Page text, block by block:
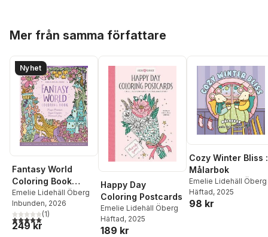
Mer från samma författare
Nyhet
Fantasy World
Coloring Book
MAGIC MEADOWS -
ROYAL KINGDOM -
MERMAIDS’ BAY
Emelie Lidehäll Öberg
Inbunden, 2026
5,0utav 5 stjärnor. Totalt antal röster:
(1)
249 kr
Happy Day
Coloring Postcards
Emelie Lidehäll Öberg
Häftad, 2025
189 kr
Cozy Winter Bliss :
Målarbok
Emelie Lidehäll Öberg
Häftad, 2025
98 kr